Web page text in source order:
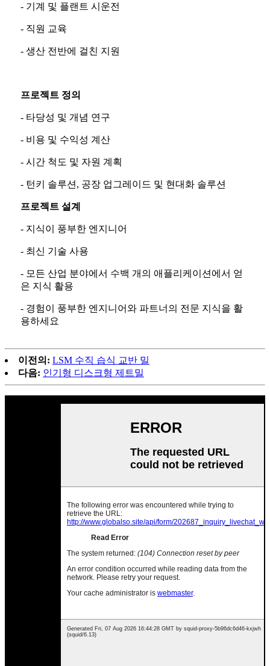
- 기계 및 플랜트 시운전
- 직원 교육
- 생산 전반에 걸친 지원
프로젝트 정의
- 타당성 및 개념 연구
- 비용 및 수익성 계산
- 시간 척도 및 자원 계획
- 턴키 솔루션, 공장 업그레이드 및 현대화 솔루션
프로젝트 설계
- 지식이 풍부한 엔지니어
- 최신 기술 사용
- 모든 산업 분야에서 수백 개의 애플리케이션에서 얻
은 지식 활용
- 경험이 풍부한 엔지니어와 파트너의 전문 지식을 활
용하세요
이전의: LSM 수직 습식 교반 밀
다음: 인기형 디스크형 제트밀